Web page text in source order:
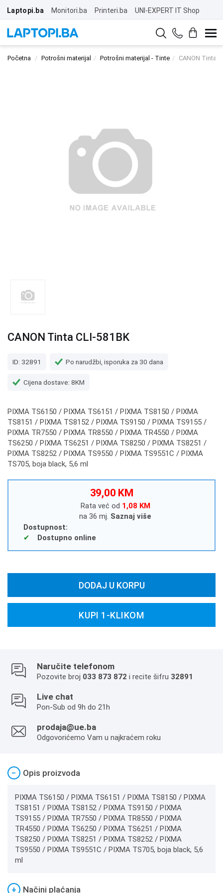
Laptopi.ba Monitori.ba Printeri.ba UNI-EXPERT IT Shop
Početna Potrošni materijal Potrošni materijal - Tinte CANON Tinta
CANON Tinta CLI-581BK
ID: 32891 Po narudžbi, isporuka za 30 dana
Cijena dostave: 8KM
PIXMA TS6150 / PIXMA TS6151 / PIXMA TS8150 / PIXMA
TS8151 / PIXMA TS8152 / PIXMA TS9150 / PIXMA TS9155 /
PIXMA TR7550 / PIXMA TR8550 / PIXMA TR4550 / PIXMA
TS6250 / PIXMA TS6251 / PIXMA TS8250 / PIXMA TS8251 /
PIXMA TS8252 / PIXMA TS9550 / PIXMA TS9551C / PIXMA
TS705, boja black, 5,6 ml
39,00 KM
Rata već od 1,08 KM
na 36 mj. Saznaj više
Dostupnost:
Dostupno online
DODAJ U KORPU
KUPI 1-KLIKOM
Naručite telefonom
Pozovite broj 033 873 872 i recite šifru 32891
Live chat
Pon-Sub od 9h do 21h
prodaja@ue.ba
Odgovorićemo Vam u najkraćem roku
− Opis proizvoda
PIXMA TS6150 / PIXMA TS6151 / PIXMA TS8150 / PIXMA
TS8151 / PIXMA TS8152 / PIXMA TS9150 / PIXMA
TS9155 / PIXMA TR7550 / PIXMA TR8550 / PIXMA
TR4550 / PIXMA TS6250 / PIXMA TS6251 / PIXMA
TS8250 / PIXMA TS8251 / PIXMA TS8252 / PIXMA
TS9550 / PIXMA TS9551C / PIXMA TS705, boja black, 5,6
ml
+ Načini plaćanja